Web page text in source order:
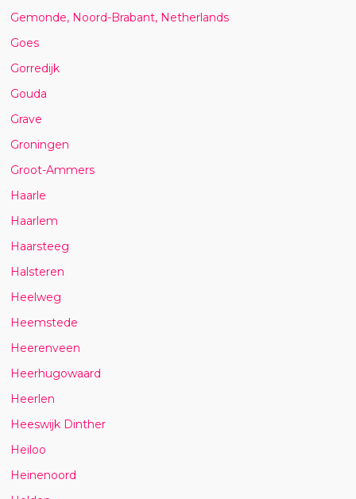
Gemonde, Noord-Brabant, Netherlands
Goes
Gorredijk
Gouda
Grave
Groningen
Groot-Ammers
Haarle
Haarlem
Haarsteeg
Halsteren
Heelweg
Heemstede
Heerenveen
Heerhugowaard
Heerlen
Heeswijk Dinther
Heiloo
Heinenoord